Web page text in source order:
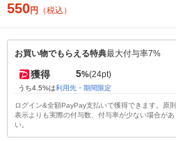
550円 （税込）
お買い物でもらえる特典最大付与率7%
獲得 5%(24pt)
うち4.5%は利用先・期間限定
ログイン&全額PayPay支払いで獲得できます。原
表示よりも実際の付与数、付与率が少ない場合が
い。